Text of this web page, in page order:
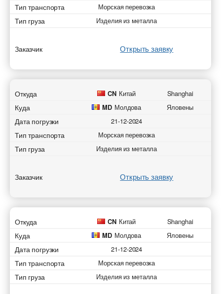
Добавить груз для морских перевозок
Страна выгрузки
Порт доставки
Добавить транспорт для морских
перевозок
Город загрузки
Порт отправки
Порт доставки
Тип транспорта Морская перевозка
Тип груза Изделия из металла
Заказчик Открыть заявку
Откуда CN Китай Shanghai
Куда MD Молдова Яловены
Дата погрузки 21-12-2024
Тип транспорта Морская перевозка
Тип груза Изделия из металла
Заказчик Открыть заявку
Откуда CN Китай Shanghai
Куда MD Молдова Яловены
Дата погрузки 21-12-2024
Тип транспорта Морская перевозка
Тип груза Изделия из металла
Узнать стоимость перевозки
Город загрузки
Страна выгрузки
Город выгрузки
Наименование груза
Дата погрузки
Разместить транспорт для поиска груза
Страна загрузки
Город загрузки
Город выгрузки
Тип транспорта